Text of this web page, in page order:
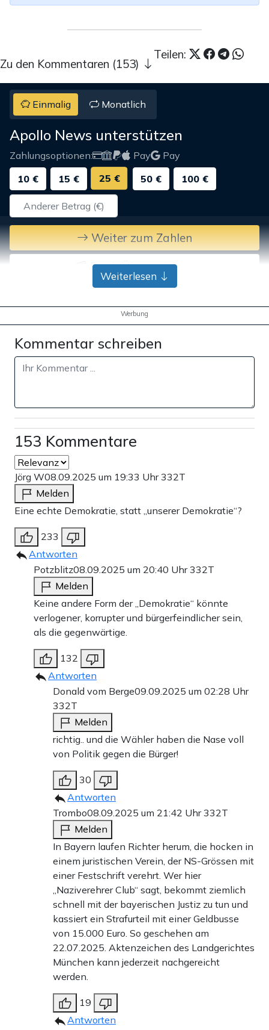
Teilen:
Zu den Kommentaren (153)
Einmalig Monatlich
Apollo News unterstützen
Zahlungsoptionen: Pay
Pay
10 €
15 € 25 € 50 € 100 €
Weiter zum Zahlen
Bank-Überweisung
Weiterlesen
Werbung
Kommentar schreiben
153 Kommentare
Jörg W08.09.2025 um 19:33 Uhr332T
Melden
Eine echte Demokratie, statt „unserer Demokratie“?
233
Antworten
Potzblitz08.09.2025 um 20:40 Uhr332T
Melden
Keine andere Form der „Demokratie“ könnte
verlogener, korrupter und bürgerfeindlicher sein,
als die gegenwärtige.
132
Antworten
Donald vom Berge09.09.2025 um 02:28 Uhr
332T
Melden
richtig.. und die Wähler haben die Nase voll
von Politik gegen die Bürger!
30
Antworten
Trombo08.09.2025 um 21:42 Uhr332T
Melden
In Bayern laufen Richter herum, die hocken in
einem juristischen Verein, der NS-Grössen mit
einer Festschrift verehrt. Wer hier
„Naziverehrer Club“ sagt, bekommt ziemlich
schnell mit der bayerischen Justiz zu tun und
kassiert ein Strafurteil mit einer Geldbusse
von 15.000 Euro. So geschehen am
22.07.2025. Aktenzeichen des Landgerichtes
München kann jederzeit nachgereicht
werden.
19
Antworten